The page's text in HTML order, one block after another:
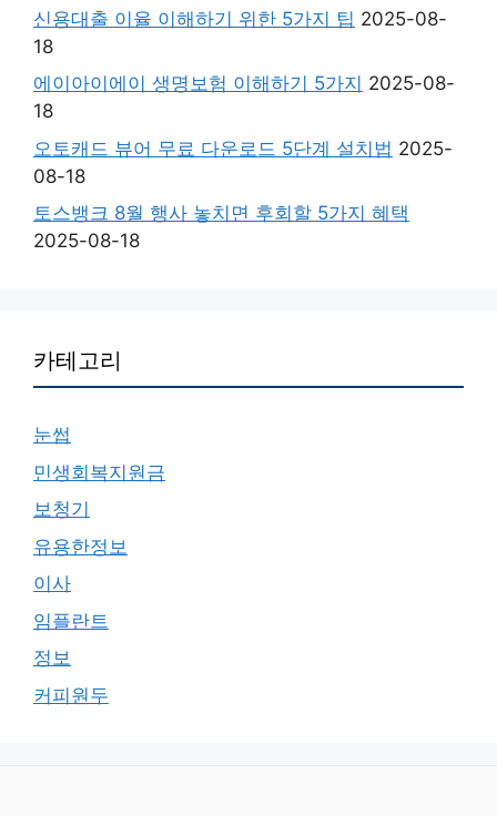
신용대출 이율 이해하기 위한 5가지 팁 2025-08-
18
에이아이에이 생명보험 이해하기 5가지 2025-08-
18
오토캐드 뷰어 무료 다운로드 5단계 설치법 2025-
08-18
토스뱅크 8월 행사 놓치면 후회할 5가지 혜택
2025-08-18
카테고리
눈썹
민생회복지원금
보청기
유용한정보
이사
임플란트
정보
커피원두